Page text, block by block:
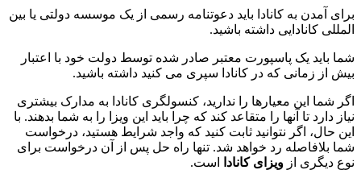
برای آمدن به کانادا باید دعوتنامه رسمی از یک موسسه دولتی یا بین
المللی کانادایی داشته باشید.
شما باید یک پاسپورت معتبر صادر شده توسط دولت خود با اعتبار
بیش از زمانی که در کانادا سپری می کنید داشته باشید.
اگر شما این معیارها را ندارید، کنسولگری کانادا به مدارک بیشتری
نیاز دارد تا آنها را متقاعد کند که چرا باید این ویزا را به شما بدهند. با
این حال، اگر نتوانید ثابت کنید که واجد شرایط هستید، درخواست
شما بلافاصله رد خواهد شد. تنها راه حل پس از آن درخواست برای
نوع دیگری از ویزای کانادا است.